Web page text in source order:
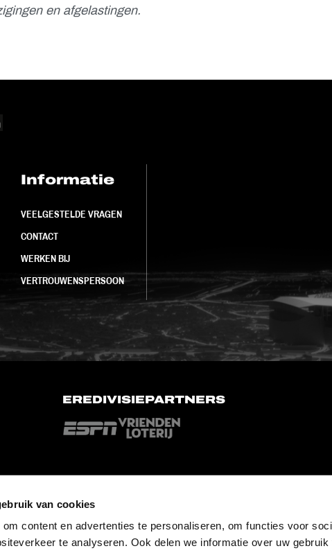
van cookies
content en advertenties te personaliseren, om functies voor
te analyseren. Ook delen we informatie over uw
en afgelastingen.
Informatie
VEELGESTELDE VRAGEN
CONTACT
WERKEN BIJ
VERTROUWENSPERSOON
EREDIVISIEPARTNERS